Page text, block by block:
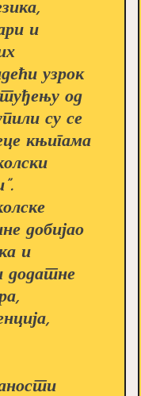
и
узрок
од
су се
књигама
добијао
и
додатне